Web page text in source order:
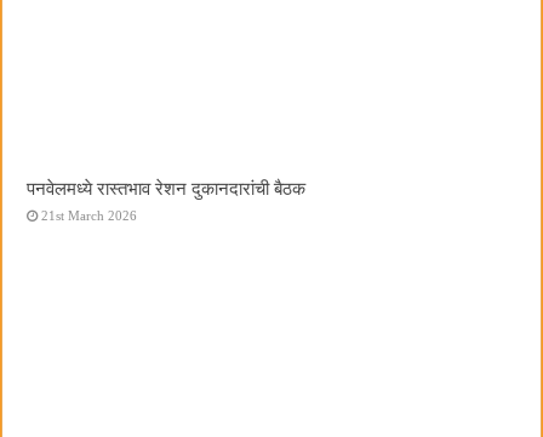
पनवेलमध्ये रास्तभाव रेशन दुकानदारांची बैठक
21st March 2026